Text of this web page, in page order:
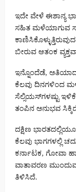
ಇದೇ ವೇಳೆ ಈಶಾನ್ಯ
ಸಹಿತ ಮಳೆಯಾಗುವ
ಬೀರುವ ಆತಂಕ
ಇನ್ನೊಂದೆಡೆ,
ಕೆಲವು ದಿನಗಳಿಂದ
ಸೆಲ್ಸಿಯಸ್‌ಗಳಷ್ಟು
ತಂಪಿನ ಅನುಭವ
ದಕ್ಷಿಣ
ಕೆಲವು ಭಾಗಗಳಲ್ಲಿ
ಕರ್ನಾಟಕ, ಗೋವಾ
ವಾತಾವರಣ
ತಿಳಿಸಿದೆ.